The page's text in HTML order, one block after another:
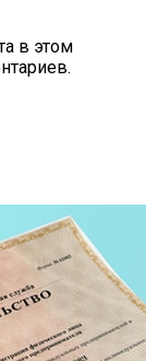
в этом